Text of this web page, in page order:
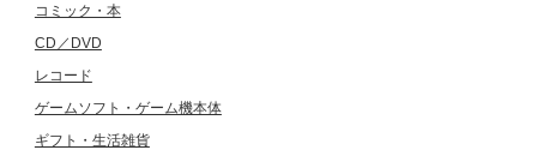
コミック・本
CD／DVD
レコード
ゲームソフト・ゲーム機本体
ギフト・生活雑貨